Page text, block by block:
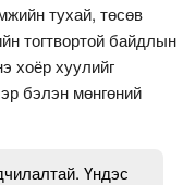
тухай, төсөв
тогтвортой байдлын
хоёр хуулийг
бэлэн мөнгөний
Үндэс